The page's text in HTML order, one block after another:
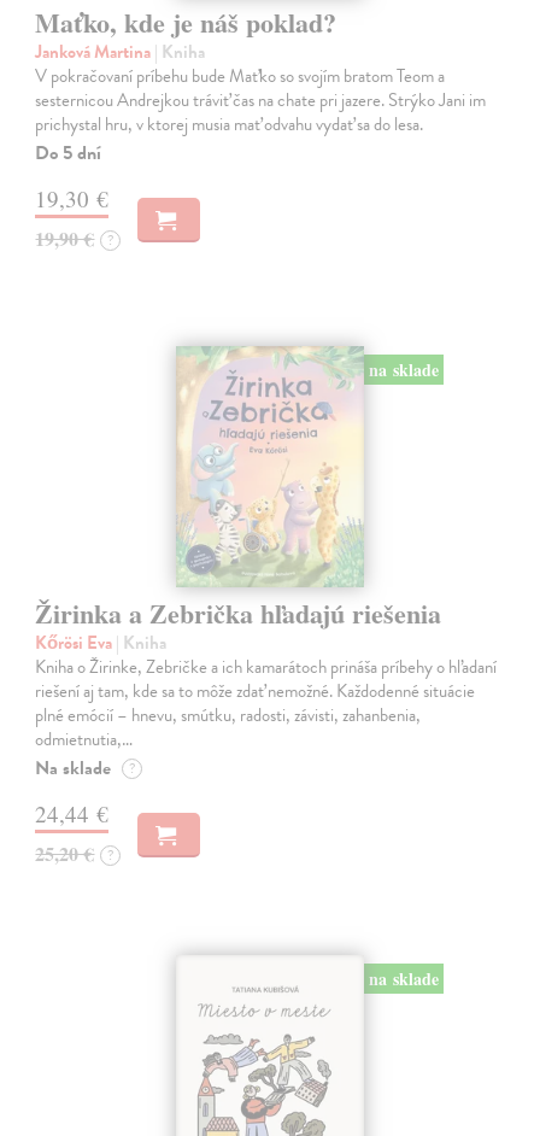
Maťko, kde je náš poklad?
Janková Martina| Kniha
V pokračovaní príbehu bude Maťko so svojím bratom Teom a
sesternicou Andrejkou tráviť čas na chate pri jazere. Strýko Jani im
prichystal hru, v ktorej musia mať odvahu vydať sa do lesa.
Do 5 dní
19,30 €
19,90 € ?
na sklade
Žirinka a Zebrička hľadajú riešenia
Kőrösi Eva| Kniha
Kniha o Žirinke, Zebričke a ich kamarátoch prináša príbehy o hľadaní
riešení aj tam, kde sa to môže zdať nemožné. Každodenné situácie
plné emócií – hnevu, smútku, radosti, závisti, zahanbenia,
odmietnutia,…
Na sklade ?
24,44 €
25,20 € ?
na sklade